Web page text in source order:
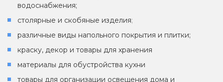
водоснабжения;
столярные и скобяные изделия;
различные виды напольного покрытия и плитки;
краску, декор и товары для хранения
материалы для обустройства кухни
товары для организации освещения дома и